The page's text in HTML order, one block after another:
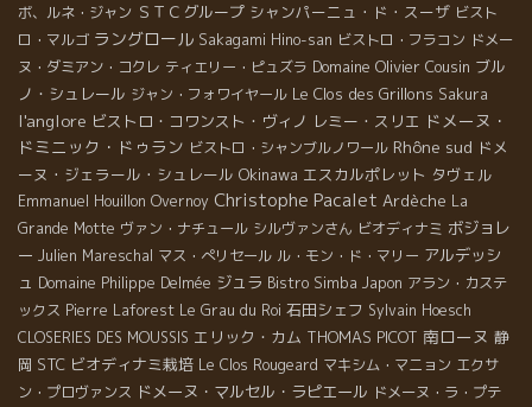
ボ、ルネ・ジャン ＳＴＣグループ シャンパーニュ・ド・スーザ ビスト
ロ・マルゴ ラングロール Sakagami Hino-san ビストロ・フラコン ドメー
ヌ・ダミアン・コクレ ティエリー・ピュズラ Domaine Olivier Cousin ブル
ノ・シュレール ジャン・フォワイヤール Le Clos des Grillons Sakura
l'anglore ビストロ・コワンスト・ヴィノ レミー・スリエ ドメーヌ・
ドミニック・ドゥラン ビストロ・シャンブルノワール Rhône sud ドメ
ーヌ・ジェラール・シュレール Okinawa エスカルポレット タヴェル
Emmanuel Houillon Overnoy Christophe Pacalet Ardèche La
Grande Motte ヴァン・ナチュール シルヴァンさん ビオディナミ ボジョレ
ー Julien Mareschal マス・ぺリセール ル・モン・ド・マリー アルデッシ
ュ Domaine Philippe Delmée ジュラ Bistro Simba Japon アラン・カステ
ックス Pierre Laforest Le Grau du Roi 石田シェフ Sylvain Hoesch
CLOSERIES DES MOUSSIS エリック・カム THOMAS PICOT 南ローヌ 静
岡 STC ビオディナミ栽培 Le Clos Rougeard マキシム・マニョン エクサ
ン・プロヴァンス ドメーヌ・マルセル・ラピエール ドメーヌ・ラ・プテ